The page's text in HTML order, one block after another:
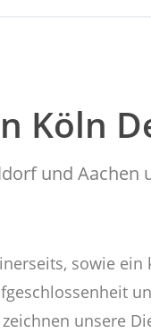
Köln
und Aachen
sowie ein
unsere